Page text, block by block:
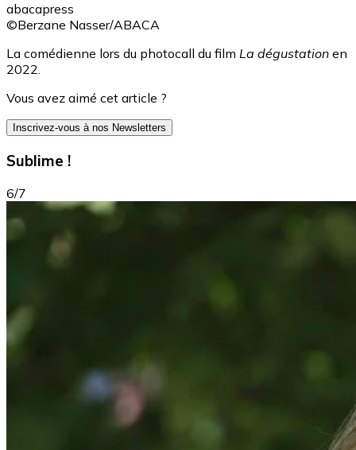
abacapress
©Berzane Nasser/ABACA
La comédienne lors du photocall du film La dégustation en
2022.
Vous avez aimé cet article ?
Inscrivez-vous à nos Newsletters
Sublime !
6/7